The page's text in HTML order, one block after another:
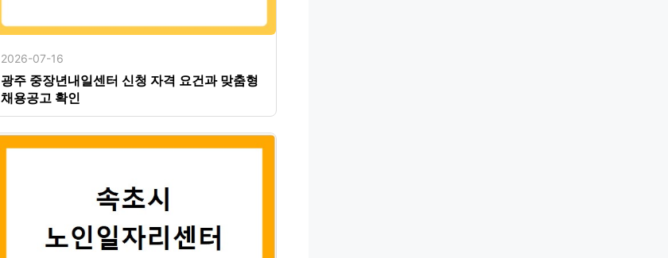
2026-07-16
광주 중장년내일센터 신청 자격 요건과 맞춤형
채용공고 확인